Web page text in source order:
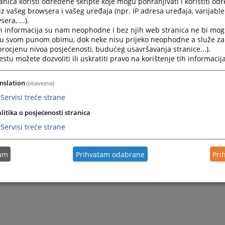
tužioce, zamjenike glavnog tužioca i tužioce u sva
kantonalnom i okružnom nivou u Bosni i
Distrikt Bosne i Hercegovine,
saradnike u općinskim sudovime u Federaciji Bosne i
prijedloge nadležnim organima u vezi sa njihovim
Ustavnog suda Republike Srpske i imenovanjem sudija u
Bosne i Hercegovine.
vašeg browsera i vašeg uređaja (npr. IP adresa uređaja,
...).
informacija su nam neophodne i bez njih web stranica ne bi
svom punom obimu, dok neke nisu prijeko neophodne a služe
nivoa posjećenosti, budućeg usavršavanja stranice...).
možete dozvoliti ili uskratiti pravo na korištenje tih
(obavezna)
Servisi treće strane
o posjećenosti stranica
Servisi treće strane
Prihvatam odabrane